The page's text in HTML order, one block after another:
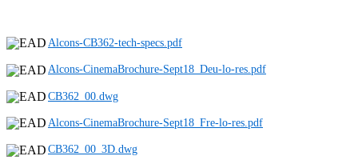
Alcons-CB362-tech-specs.pdf
Alcons-CinemaBrochure-Sept18_Deu-lo-res.pdf
CB362_00.dwg
Alcons-CinemaBrochure-Sept18_Fre-lo-res.pdf
CB362_00_3D.dwg